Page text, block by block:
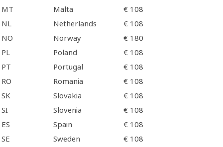
MT
Malta
€ 108
NL
Netherlands
€ 108
NO
Norway
€ 180
PL
Poland
€ 108
PT
Portugal
€ 108
RO
Romania
€ 108
SK
Slovakia
€ 108
SI
Slovenia
€ 108
ES
Spain
€ 108
SE
Sweden
€ 108